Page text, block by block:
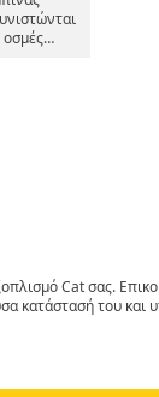
οσμές
Cat σας.
κατάστασή του και